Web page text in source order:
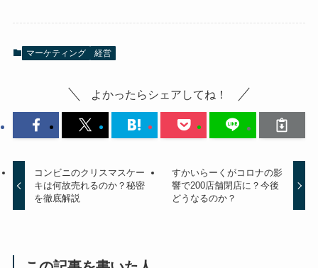
マーケティング 経営
よかったらシェアしてね！
コンビニのクリスマスケー
キは何故売れるのか？秘密
を徹底解説
すかいらーくがコロナの影
響で200店舗閉店に？今後
どうなるのか？